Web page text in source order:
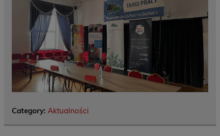
Category: Aktualności